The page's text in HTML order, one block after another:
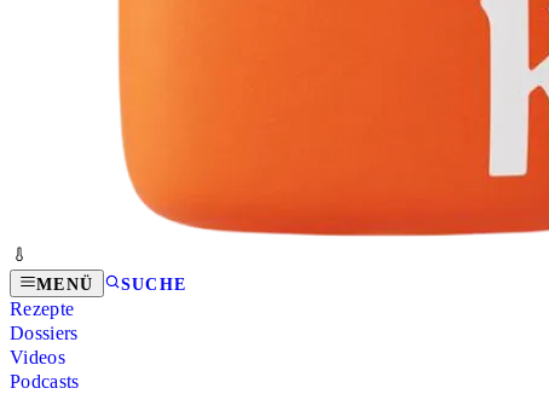
MENÜ SUCHE
Rezepte
Dossiers
Videos
Podcasts